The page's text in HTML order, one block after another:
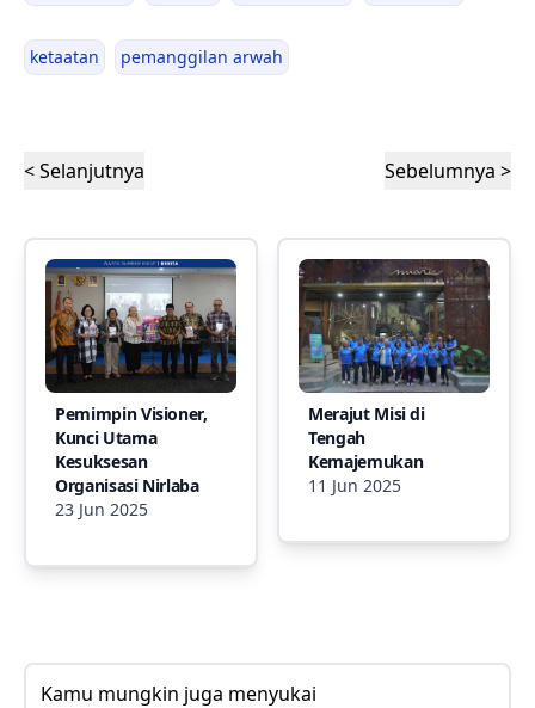
ketaatan pemanggilan arwah
< Selanjutnya Sebelumnya >
Pemimpin Visioner,
Kunci Utama
Kesuksesan
Organisasi Nirlaba
23 Jun 2025
Merajut Misi di
Tengah
Kemajemukan
11 Jun 2025
Kamu mungkin juga menyukai